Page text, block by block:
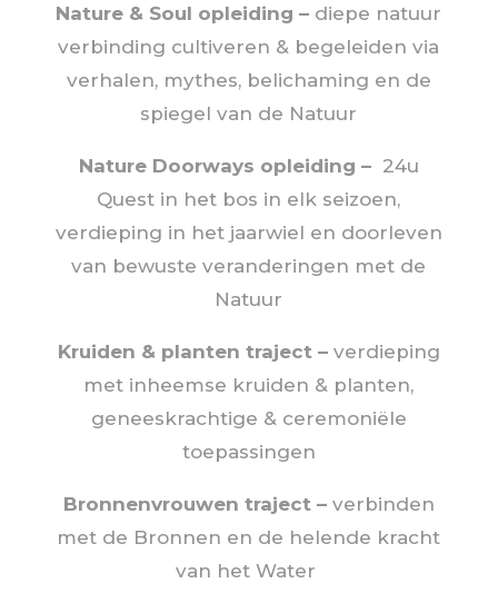
Nature & Soul opleiding – diepe natuur
verbinding cultiveren & begeleiden via
verhalen, mythes, belichaming en de
spiegel van de Natuur
Nature Doorways opleiding – 24u
Quest in het bos in elk seizoen,
verdieping in het jaarwiel en doorleven
van bewuste veranderingen met de
Natuur
Kruiden & planten traject–verdieping
met inheemse kruiden & planten,
geneeskrachtige & ceremoniële
toepassingen
Bronnenvrouwen traject – verbinden
met de Bronnen en de helende kracht
van het Water